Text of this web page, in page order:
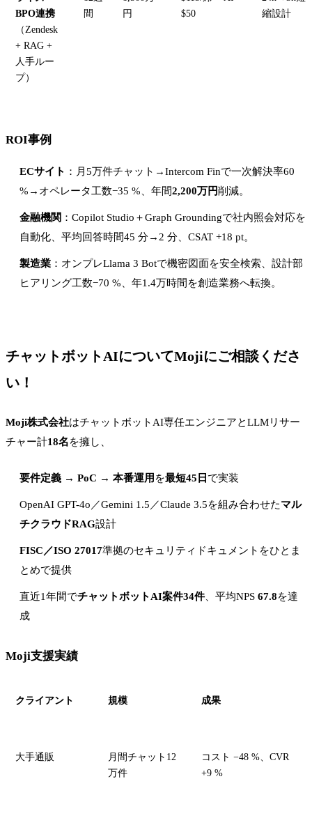
BPO連携
（Zendesk
+ RAG +
人手ルー
プ）
間
円
$50
縮設計
ROI事例
ECサイト ：月5万件チャット→Intercom Finで一次解決率60
%→オペレータ工数−35 %、年間2,200万円削減。
金融機関 ：Copilot Studio＋Graph Groundingで社内照会対応を
自動化、平均回答時間45 分→2 分、CSAT +18 pt。
製造業 ：オンプレLlama 3 Botで機密図面を安全検索、設計部
ヒアリング工数−70 %、年1.4万時間を創造業務へ転換。
チャットボットAIについてMojiにご相談くださ
い！
Moji株式会社はチャットボットAI専任エンジニアとLLMリサー
チャー計18名を擁し、
要件定義 → PoC → 本番運用 を最短45日 で実装
OpenAI GPT-4o／Gemini 1.5／Claude 3.5を組み合わせたマル
チクラウドRAG設計
FISC／ISO 27017準拠のセキュリティドキュメントをひとま
とめで提供
直近1年間でチャットボットAI案件34件、平均NPS 67.8を達
成
Moji支援実績
クライアント 規模 成果
大手通販
月間チャット12
万件
コスト −48 %、CVR
+9 %